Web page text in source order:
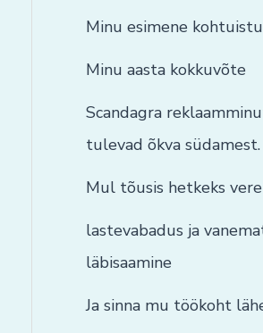
Minu esimene
Minu aasta kokkuvõte
Scandagra
tulevad õkva südamest.
Mul tõusis hetkeks
lastevabadus ja
läbisaamine
Ja sinna mu töökoht